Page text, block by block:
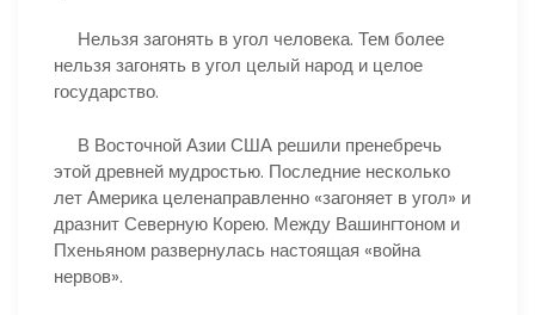
Нельзя загонять в угол человека. Тем более
нельзя загонять в угол целый народ и целое
государство.
В Восточной Азии США решили пренебречь
этой древней мудростью. Последние несколько
лет Америка целенаправленно «загоняет в угол» и
дразнит Северную Корею. Между Вашингтоном и
Пхеньяном развернулась настоящая «война
нервов».